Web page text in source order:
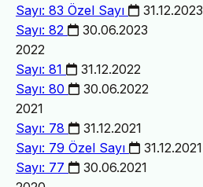
Sayı: 83 Özel Sayı
31.12.2023
Sayı: 82
30.06.2023
2022
Sayı: 81
31.12.2022
Sayı: 80
30.06.2022
2021
Sayı: 78
31.12.2021
Sayı: 79 Özel Sayı
31.12.2021
Sayı: 77
30.06.2021